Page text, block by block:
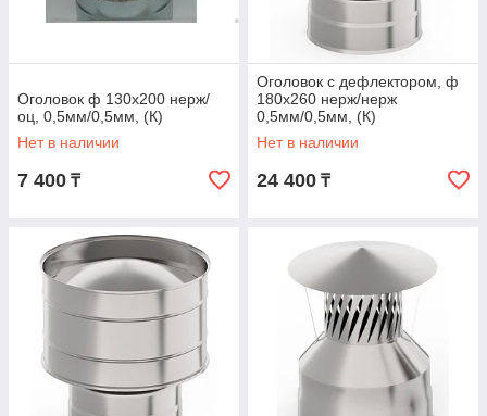
Оголовок ф 130х200 нерж/
оц, 0,5мм/0,5мм, (К)
Нет в наличии
7 400 ₸
Оголовок с дефлектором, ф
180х260 нерж/нерж
0,5мм/0,5мм, (К)
Нет в наличии
24 400 ₸